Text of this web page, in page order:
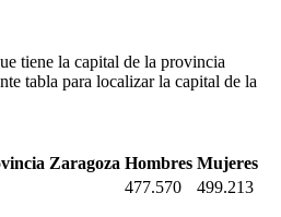
tiene la capital de la provincia
tabla para localizar la capital de la
Zaragoza Hombres Mujeres
477.570 499.213